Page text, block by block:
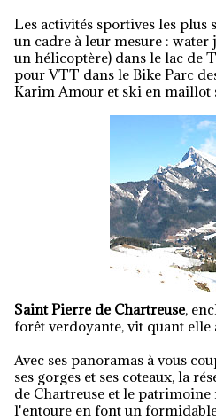
Les activités sportives les plus
un cadre à leur mesure :
un hélicoptère) dans le lac de
pour VTT dans le Bike Parc
Karim Amour et ski en maillot
Saint Pierre de Chartreuse,
forêt verdoyante, vit quant elle
Avec ses panoramas à vous
ses gorges et ses coteaux, la
de Chartreuse et le
l'entoure en font un